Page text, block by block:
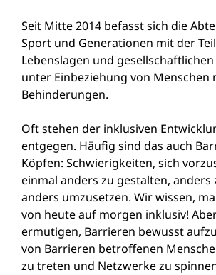
Seit Mitte 2014 befasst sich die
Sport und Generationen mit der
Lebenslagen und
unter Einbeziehung von Menschen
Behinderungen.
Oft stehen der inklusiven
entgegen. Häufig sind das auch
Köpfen: Schwierigkeiten, sich
einmal anders zu gestalten, anders
anders umzusetzen. Wir wissen,
von heute auf morgen inklusiv!
ermutigen, Barrieren bewusst
von Barrieren betroffenen
zu treten und Netzwerke zu